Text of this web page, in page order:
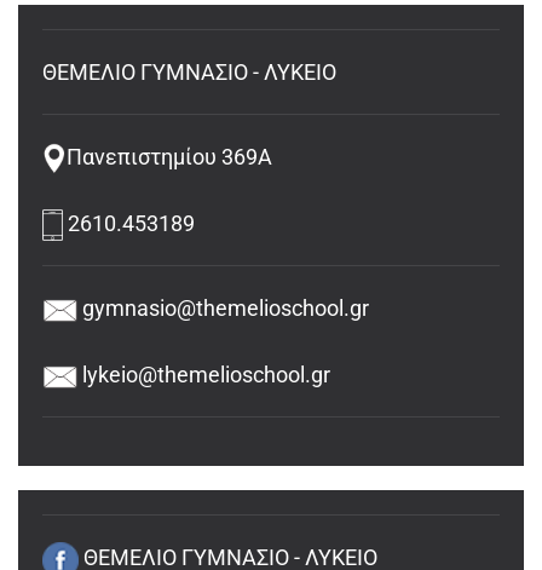
ΘΕΜΕΛΙΟ ΓΥΜΝΑΣΙΟ - ΛΥΚΕΙΟ
Πανεπιστημίου 369Α
2610.453189
gymnasio@themelioschool.gr
lykeio@themelioschool.gr
ΘΕΜΕΛΙΟ ΓΥΜΝΑΣΙΟ - ΛΥΚΕΙΟ